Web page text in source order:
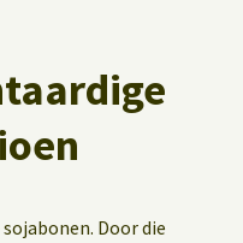
Door die